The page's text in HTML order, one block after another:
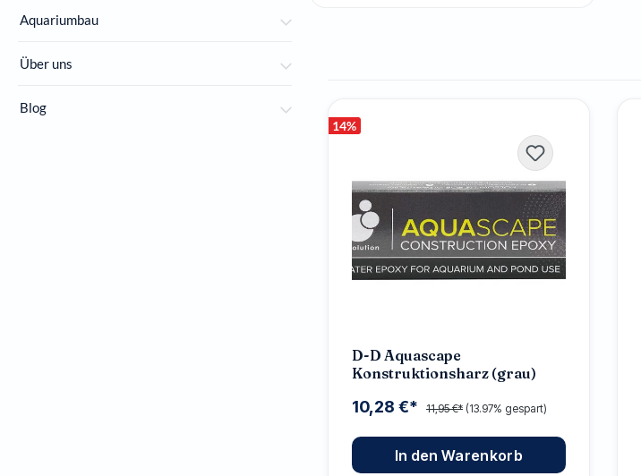
Aquariumbau
Über uns
Blog
14%
D-D Aquascape
Konstruktionsharz (grau)
10,28 €* 11,95 €* (13.97% gespart)
In den Warenkorb